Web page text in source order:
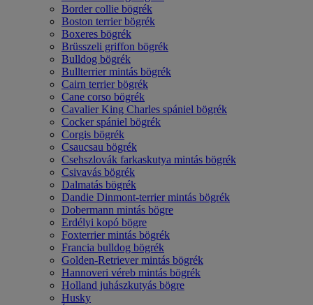
Border collie bögrék
Boston terrier bögrék
Boxeres bögrék
Brüsszeli griffon bögrék
Bulldog bögrék
Bullterrier mintás bögrék
Cairn terrier bögrék
Cane corso bögrék
Cavalier King Charles spániel bögrék
Cocker spániel bögrék
Corgis bögrék
Csaucsau bögrék
Csehszlovák farkaskutya mintás bögrék
Csivavás bögrék
Dalmatás bögrék
Dandie Dinmont-terrier mintás bögrék
Dobermann mintás bögre
Erdélyi kopó bögre
Foxterrier mintás bögrék
Francia bulldog bögrék
Golden-Retriever mintás bögrék
Hannoveri véreb mintás bögrék
Holland juhászkutyás bögre
Husky